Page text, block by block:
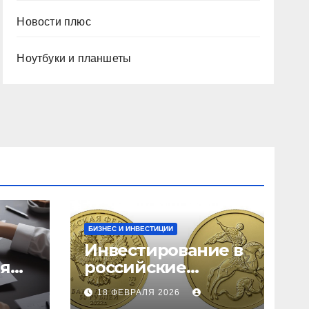
Новости плюс
Ноутбуки и планшеты
БИЗНЕС И ИНВЕСТИЦИИ
Инвестирование в
российские
золотые монеты:
подробное
18 ФЕВРАЛЯ 2026